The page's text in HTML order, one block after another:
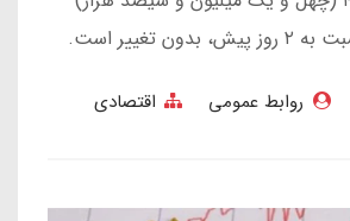
تغییر است.
روابط عمومی اقتصادی